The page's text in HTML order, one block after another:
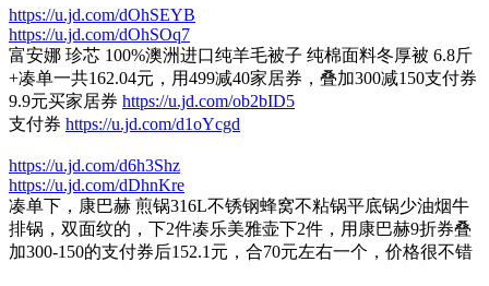
https://u.jd.com/dOhSEYB
https://u.jd.com/dOhSOq7
富安娜 珍芯 100%澳洲进口纯羊毛被子 纯棉面料冬厚被 6.8斤
+凑单一共162.04元，用499减40家居券，叠加300减150支付券
9.9元买家居券 https://u.jd.com/ob2bID5
支付券 https://u.jd.com/d1oYcgd
https://u.jd.com/d6h3Shz
https://u.jd.com/dDhnKre
凑单下，康巴赫 煎锅316L不锈钢蜂窝不粘锅平底锅少油烟牛
排锅，双面纹的，下2件凑乐美雅壶下2件，用康巴赫9折券叠
加300-150的支付券后152.1元，合70元左右一个，价格很不错